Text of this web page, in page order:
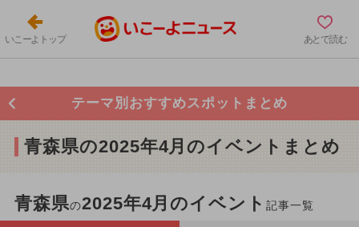
いこーよトップ あとで読む
テーマ別おすすめスポットまとめ
青森県の2025年4月のイベントまとめ
青森県の2025年4月のイベント記事一覧